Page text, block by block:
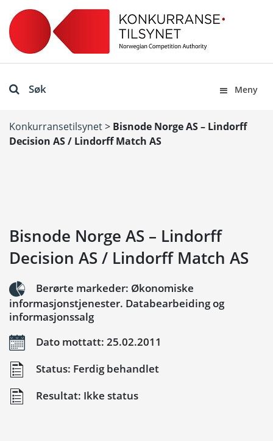
Søk Meny
Konkurransetilsynet> Bisnode Norge AS – Lindorff
Decision AS / Lindorff Match AS
Bisnode Norge AS – Lindorff
Decision AS / Lindorff Match AS
Berørte markeder: Økonomiske
informasjonstjenester. Databearbeiding og
informasjonssalg
Dato mottatt: 25.02.2011
Status: Ferdig behandlet
Resultat: Ikke status